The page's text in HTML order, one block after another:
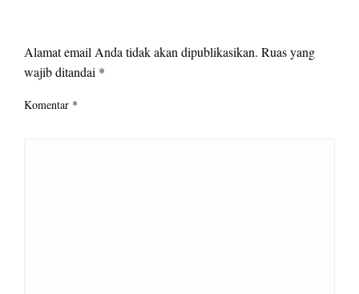
Alamat email Anda tidak akan dipublikasikan. Ruas yang
wajib ditandai *
Komentar *